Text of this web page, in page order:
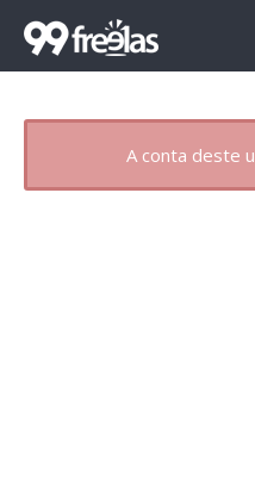
A conta deste